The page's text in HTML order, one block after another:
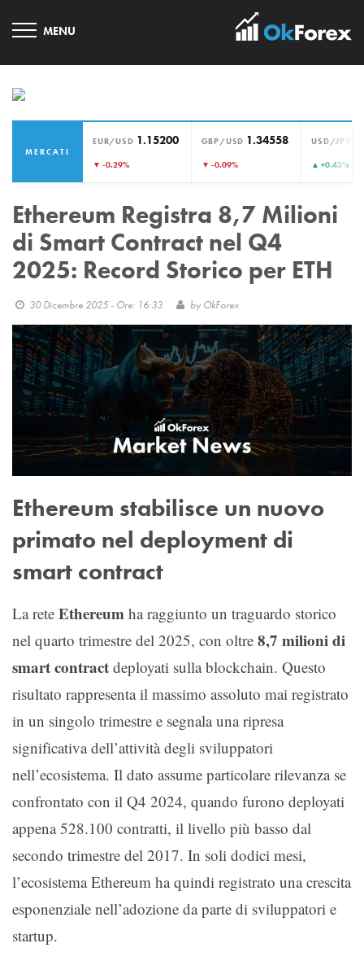
MERCATI
EUR/USD 1.15200
▼ -0.29%
GBP/USD 1.34558
▼ -0.09%
USD/JPY
▲ +0.43%›
Ethereum Registra 8,7 Milioni
di Smart Contract nel Q4
2025: Record Storico per ETH
30 Dicembre 2025 - Ore: 16:33 by OkForex
Ethereum stabilisce un nuovo
primato nel deployment di
smart contract
La rete Ethereum ha raggiunto un traguardo storico
nel quarto trimestre del 2025, con oltre 8,7 milioni di
smart contract deployati sulla blockchain. Questo
risultato rappresenta il massimo assoluto mai registrato
in un singolo trimestre e segnala una ripresa
significativa dell’attività degli sviluppatori
nell’ecosistema. Il dato assume particolare rilevanza se
confrontato con il Q4 2024, quando furono deployati
appena 528.100 contratti, il livello più basso dal
secondo trimestre del 2017. In soli dodici mesi,
l’ecosistema Ethereum ha quindi registrato una crescita
esponenziale nell’adozione da parte di sviluppatori e
startup.